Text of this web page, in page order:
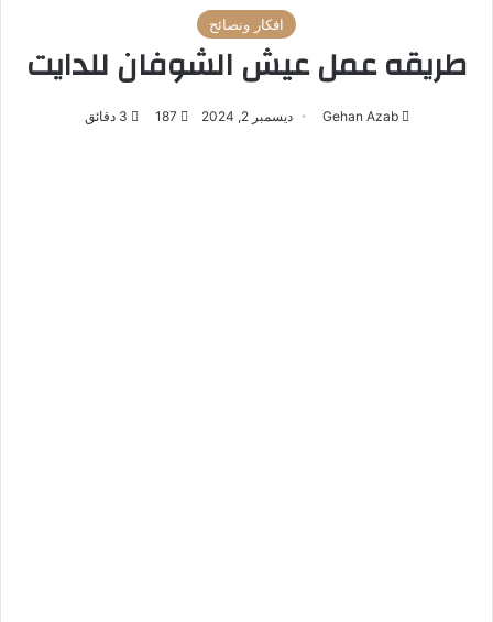
افكار ونصائح
طريقه عمل عيش الشوفان للدايت
Gehan Azab ديسمبر 2, 2024 187